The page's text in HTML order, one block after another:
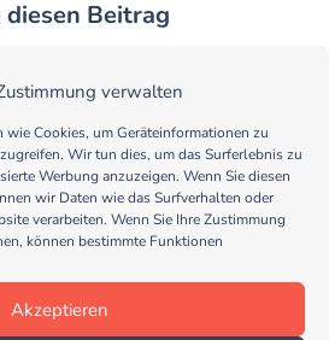
verwalten
Cookies, um Geräteinformationen zu
Wir tun dies, um das Surferlebnis zu
Werbung anzuzeigen. Wenn Sie diesen
wir Daten wie das Surfverhalten oder
verarbeiten. Wenn Sie Ihre Zustimmung
können bestimmte Funktionen
Akzeptieren
diesen Beitrag
Blesene
Lebensgenießerin, Erzieherin in
und Biodanza-Leiterin.
Ausbildung an der
Wildeshausen". Zusammen mit
Mitbewohnerin und Katze "Rosa"